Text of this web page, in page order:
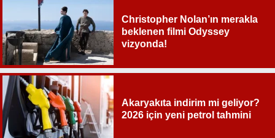
Christopher Nolan’ın merakla
beklenen filmi Odyssey
vizyonda!
Akaryakıta indirim mi geliyor?
2026 için yeni petrol tahmini